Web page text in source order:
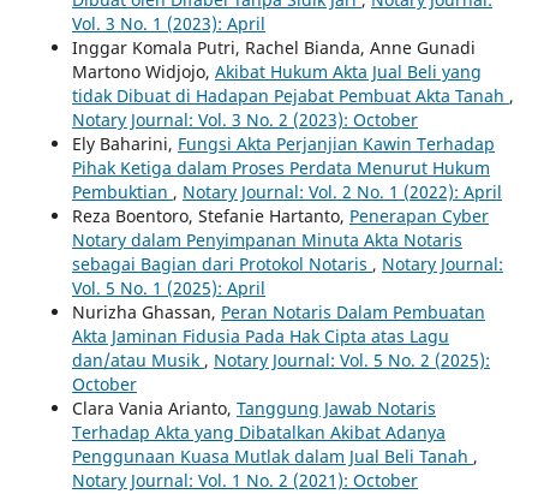
Vol. 3 No. 1 (2023): April
Inggar Komala Putri, Rachel Bianda, Anne Gunadi
Martono Widjojo, Akibat Hukum Akta Jual Beli yang
tidak Dibuat di Hadapan Pejabat Pembuat Akta Tanah ,
Notary Journal: Vol. 3 No. 2 (2023): October
Ely Baharini, Fungsi Akta Perjanjian Kawin Terhadap
Pihak Ketiga dalam Proses Perdata Menurut Hukum
Pembuktian , Notary Journal: Vol. 2 No. 1 (2022): April
Reza Boentoro, Stefanie Hartanto, Penerapan Cyber
Notary dalam Penyimpanan Minuta Akta Notaris
sebagai Bagian dari Protokol Notaris , Notary Journal:
Vol. 5 No. 1 (2025): April
Nurizha Ghassan, Peran Notaris Dalam Pembuatan
Akta Jaminan Fidusia Pada Hak Cipta atas Lagu
dan/atau Musik , Notary Journal: Vol. 5 No. 2 (2025):
October
Clara Vania Arianto, Tanggung Jawab Notaris
Terhadap Akta yang Dibatalkan Akibat Adanya
Penggunaan Kuasa Mutlak dalam Jual Beli Tanah ,
Notary Journal: Vol. 1 No. 2 (2021): October